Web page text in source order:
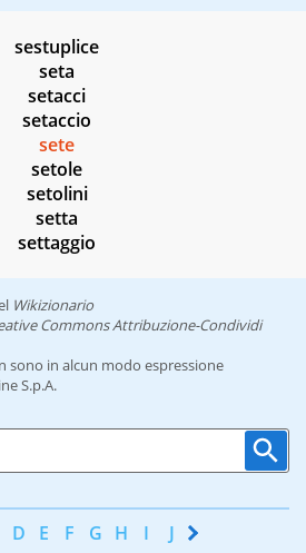
sestuplice
seta
setacci
setaccio
sete
setole
setolini
setta
settaggio
Wikizionario
Commons Attribuzione-Condividi
sono in alcun modo espressione
S.p.A.
D E F G H I J K